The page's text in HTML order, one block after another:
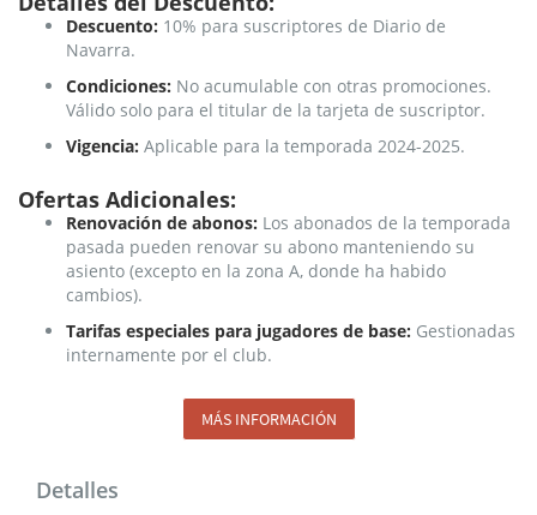
Descuento: 10% para suscriptores de Diario de
Navarra.
Condiciones: No acumulable con otras promociones.
Válido solo para el titular de la tarjeta de suscriptor.
Vigencia: Aplicable para la temporada 2024-2025.
Ofertas Adicionales:
Renovación de abonos: Los abonados de la temporada
pasada pueden renovar su abono manteniendo su
asiento (excepto en la zona A, donde ha habido
cambios).
Tarifas especiales para jugadores de base: Gestionadas
internamente por el club.
MÁS INFORMACIÓN
Detalles